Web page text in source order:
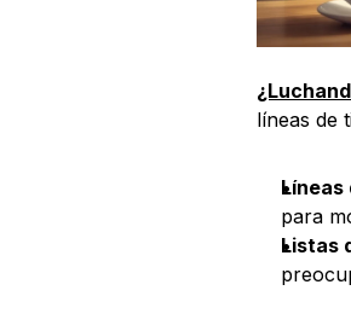
líneas de
Líneas
para
Listas